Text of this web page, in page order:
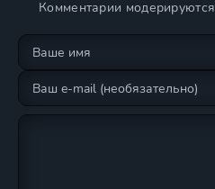
Комментарии модерируются